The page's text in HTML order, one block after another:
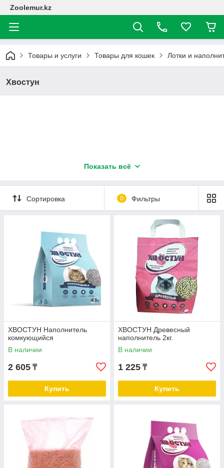
Zoolemur.kz
Товары и услуги Товары для кошек Лотки и
Хвостун
Показать всё
Сортировка 0 Фильтры
ХВОСТУН Наполнитель
комкующийся
В наличии
2 605 ₸
Купить
ХВОСТУН Древесный
наполнитель 2кг.
В наличии
1 225 ₸
Купить